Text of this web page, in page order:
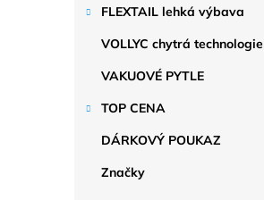
FLEXTAIL lehká výbava
VOLLYC chytrá technologie
VAKUOVÉ PYTLE
TOP CENA
DÁRKOVÝ POUKAZ
Značky